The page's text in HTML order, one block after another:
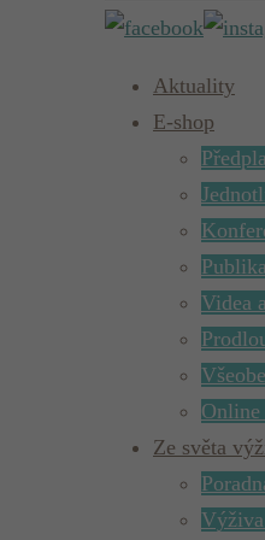
Aktuality
E-shop
Videa
Online
Ze světa